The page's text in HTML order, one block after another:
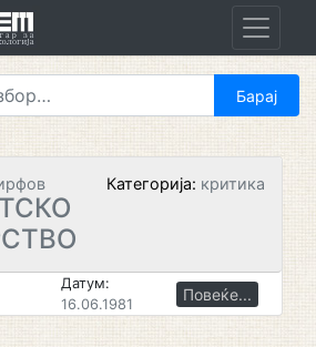
Категорија: критика
Датум:
16.06.1981
Повеќе...